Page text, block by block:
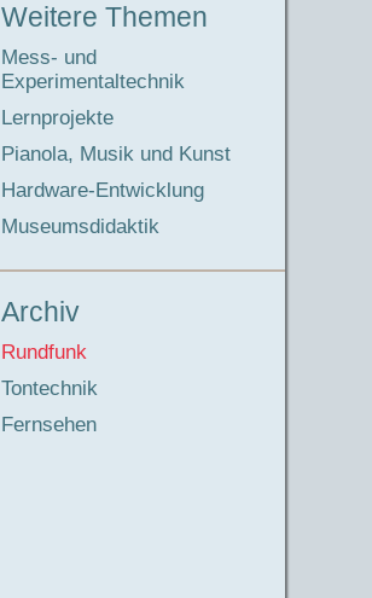
Weitere Themen
Mess- und
Experimentaltechnik
Lernprojekte
Pianola, Musik und Kunst
Hardware-Entwicklung
Museumsdidaktik
Archiv
Rundfunk
Tontechnik
Fernsehen